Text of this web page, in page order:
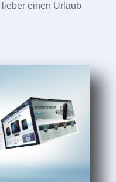
einen Urlaub